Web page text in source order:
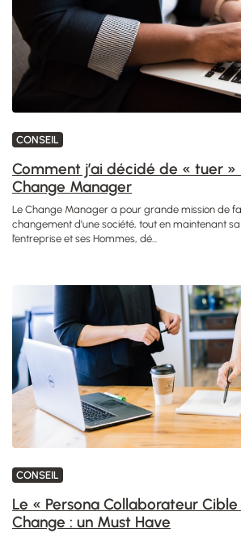
CONSEIL
Comment j’ai décidé de « tuer
Change Manager
Le Change Manager a pour grande mission de
changement d’une société, tout en maintenant
l’entreprise et ses Hommes, dé...
CONSEIL
Le « Persona Collaborateur
Change : un Must Have